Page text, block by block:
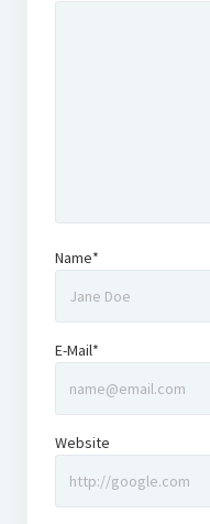
Name*
E-Mail*
Website